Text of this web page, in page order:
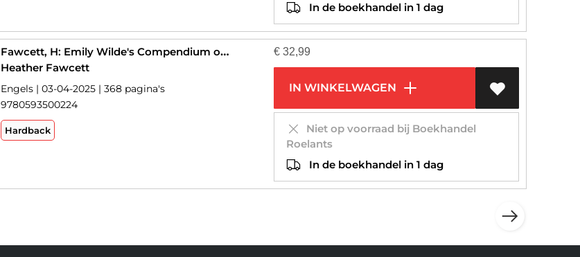
In de boekhandel in 1 dag
Fawcett, H: Emily Wilde's Compendium of Lost Tales
Heather Fawcett
Engels | 03-04-2025 | 368 pagina's
9780593500224
Hardback
€ 32,99
IN WINKELWAGEN
Niet op voorraad bij Boekhandel
Roelants
In de boekhandel in 1 dag